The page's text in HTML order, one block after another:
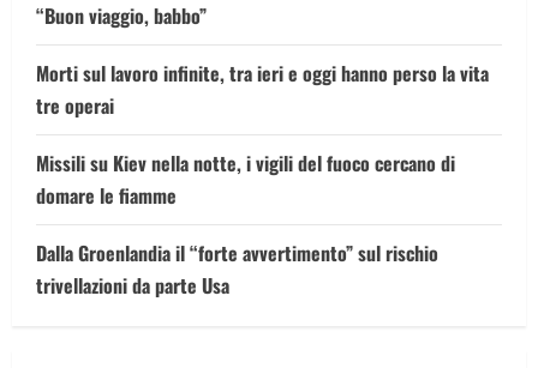
“Buon viaggio, babbo”
Morti sul lavoro infinite, tra ieri e oggi hanno perso la vita
tre operai
Missili su Kiev nella notte, i vigili del fuoco cercano di
domare le fiamme
Dalla Groenlandia il “forte avvertimento” sul rischio
trivellazioni da parte Usa